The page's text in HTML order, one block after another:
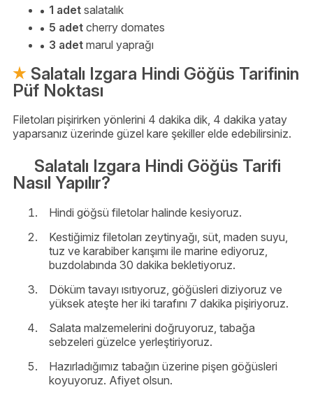
1 adet salatalık
5 adet cherry domates
3 adet marul yaprağı
Salatalı Izgara Hindi Göğüs Tarifinin
Püf Noktası
Filetoları pişirirken yönlerini 4 dakika dik, 4 dakika yatay
yaparsanız üzerinde güzel kare şekiller elde edebilirsiniz.
Salatalı Izgara Hindi Göğüs Tarifi
Nasıl Yapılır?
Hindi göğsü filetolar halinde kesiyoruz.
Kestiğimiz filetoları zeytinyağı, süt, maden suyu,
tuz ve karabiber karışımı ile marine ediyoruz,
buzdolabında 30 dakika bekletiyoruz.
Döküm tavayı ısıtıyoruz, göğüsleri diziyoruz ve
yüksek ateşte her iki tarafını 7 dakika pişiriyoruz.
Salata malzemelerini doğruyoruz, tabağa
sebzeleri güzelce yerleştiriyoruz.
Hazırladığımız tabağın üzerine pişen göğüsleri
koyuyoruz. Afiyet olsun.